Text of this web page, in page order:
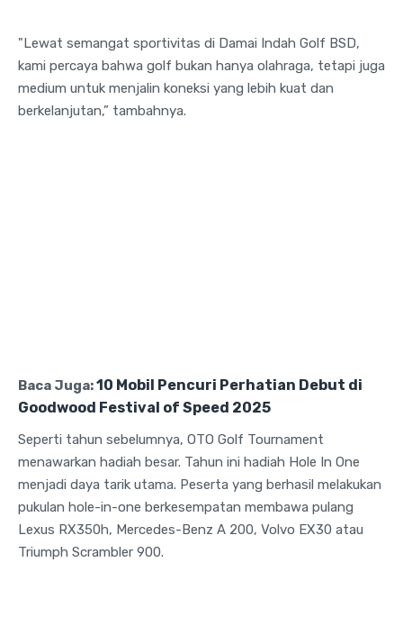
"Lewat semangat sportivitas di Damai Indah Golf BSD,
kami percaya bahwa golf bukan hanya olahraga, tetapi juga
medium untuk menjalin koneksi yang lebih kuat dan
berkelanjutan,” tambahnya.
Baca Juga:10 Mobil Pencuri Perhatian Debut di
Goodwood Festival of Speed 2025
Seperti tahun sebelumnya, OTO Golf Tournament
menawarkan hadiah besar. Tahun ini hadiah Hole In One
menjadi daya tarik utama. Peserta yang berhasil melakukan
pukulan hole-in-one berkesempatan membawa pulang
Lexus RX350h, Mercedes-Benz A 200, Volvo EX30 atau
Triumph Scrambler 900.